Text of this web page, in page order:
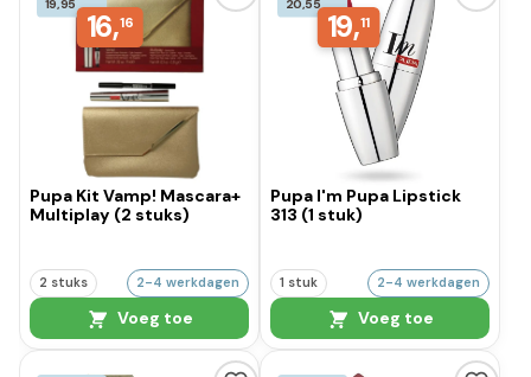
16,16
Pupa Kit Vamp! Mascara+
Multiplay (2 stuks)
2 stuks 2-4 werkdagen
Voeg toe
19,11
Pupa I'm Pupa Lipstick
313 (1 stuk)
1 stuk 2-4 werkdagen
Voeg toe